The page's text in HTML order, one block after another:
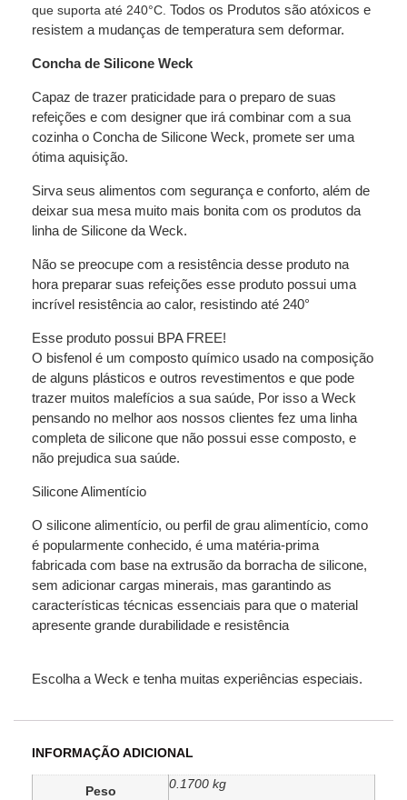
que suporta até 240°C. Todos os Produtos são atóxicos e
resistem a mudanças de temperatura sem deformar.
Concha de Silicone Weck
Capaz de trazer praticidade para o preparo de suas
refeições e com designer que irá combinar com a sua
cozinha o Concha de Silicone Weck, promete ser uma
ótima aquisição.
Sirva seus alimentos com segurança e conforto, além de
deixar sua mesa muito mais bonita com os produtos da
linha de Silicone da Weck.
Não se preocupe com a resistência desse produto na
hora preparar suas refeições esse produto possui uma
incrível resistência ao calor, resistindo até 240°
Esse produto possui BPA FREE!
O bisfenol é um composto químico usado na composição
de alguns plásticos e outros revestimentos e que pode
trazer muitos malefícios a sua saúde, Por isso a Weck
pensando no melhor aos nossos clientes fez uma linha
completa de silicone que não possui esse composto, e
não prejudica sua saúde.
Silicone Alimentício
O silicone alimentício, ou perfil de grau alimentício, como
é popularmente conhecido, é uma matéria-prima
fabricada com base na extrusão da borracha de silicone,
sem adicionar cargas minerais, mas garantindo as
características técnicas essenciais para que o material
apresente grande durabilidade e resistência
Escolha a Weck e tenha muitas experiências especiais.
INFORMAÇÃO ADICIONAL
Peso
0.1700 kg